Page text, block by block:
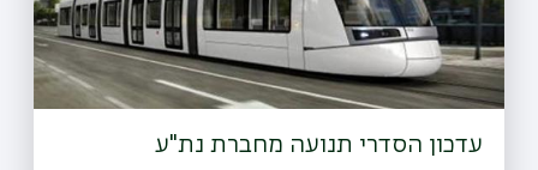
עדכון הסדרי תנועה מחברת נת"ע